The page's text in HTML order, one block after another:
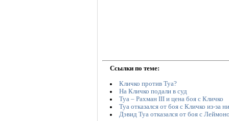
Ссылки по теме:
Кличко против Туа?
На Кличко подали в суд
Туа – Рахман III и цена боя с Кличко
Туа отказался от боя с Кличко из-за
Дэвид Туа отказался от боя с